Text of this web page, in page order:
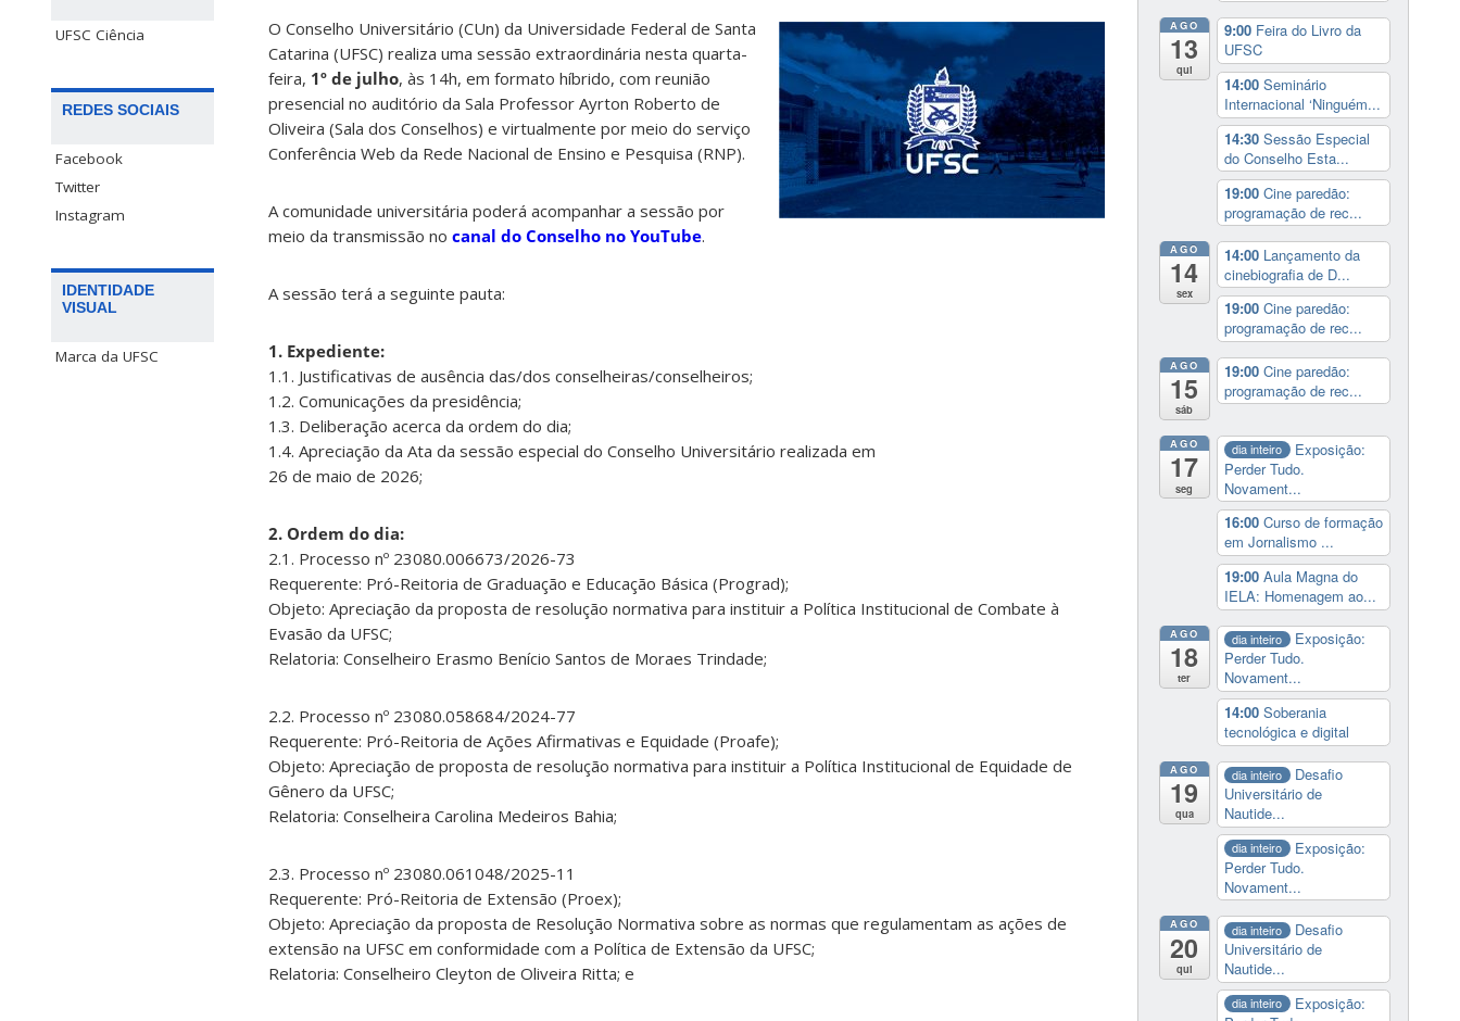
UFSC Ciência
REDES SOCIAIS
Facebook
Twitter
Instagram
IDENTIDADE
VISUAL
Marca da UFSC
O Conselho Universitário (CUn) da Universidade Federal de Santa
Catarina (UFSC) realiza uma sessão extraordinária nesta quarta-
feira, 1º de julho, às 14h, em formato híbrido, com reunião
presencial no auditório da Sala Professor Ayrton Roberto de
Oliveira (Sala dos Conselhos) e virtualmente por meio do serviço
Conferência Web da Rede Nacional de Ensino e Pesquisa (RNP).
A comunidade universitária poderá acompanhar a sessão por
meio da transmissão no canal do Conselho no YouTube.
A sessão terá a seguinte pauta:
1. Expediente:
1.1. Justificativas de ausência das/dos conselheiras/conselheiros;
1.2. Comunicações da presidência;
1.3. Deliberação acerca da ordem do dia;
1.4. Apreciação da Ata da sessão especial do Conselho Universitário realizada em
26 de maio de 2026;
2. Ordem do dia:
2.1. Processo nº 23080.006673/2026-73
Requerente: Pró-Reitoria de Graduação e Educação Básica (Prograd);
Objeto: Apreciação da proposta de resolução normativa para instituir a Política Institucional de Combate à
Evasão da UFSC;
Relatoria: Conselheiro Erasmo Benício Santos de Moraes Trindade;
2.2. Processo nº 23080.058684/2024-77
Requerente: Pró-Reitoria de Ações Afirmativas e Equidade (Proafe);
Objeto: Apreciação de proposta de resolução normativa para instituir a Política Institucional de Equidade de
Gênero da UFSC;
Relatoria: Conselheira Carolina Medeiros Bahia;
2.3. Processo nº 23080.061048/2025-11
Requerente: Pró-Reitoria de Extensão (Proex);
Objeto: Apreciação da proposta de Resolução Normativa sobre as normas que regulamentam as ações de
extensão na UFSC em conformidade com a Política de Extensão da UFSC;
Relatoria: Conselheiro Cleyton de Oliveira Ritta; e
AGO
13
qui
9:00 Feira do Livro da
UFSC
14:00 Seminário
Internacional ‘Ninguém...
14:30 Sessão Especial
do Conselho Esta...
19:00 Cine paredão:
programação de rec...
AGO
14
sex
14:00 Lançamento da
cinebiografia de D...
19:00 Cine paredão:
programação de rec...
AGO
15
sáb
19:00 Cine paredão:
programação de rec...
AGO
17
seg
dia inteiro
Exposição:
Perder Tudo.
Novament...
16:00 Curso de formação
em Jornalismo ...
19:00 Aula Magna do
IELA: Homenagem ao...
AGO
18
ter
dia inteiro
Exposição:
Perder Tudo.
Novament...
14:00 Soberania
tecnológica e digital
AGO
19
qua
dia inteiro
Desafio
Universitário de
Nautide...
dia inteiro
Exposição:
Perder Tudo.
Novament...
AGO
20
qui
dia inteiro
Desafio
Universitário de
Nautide...
dia inteiro
Exposição: